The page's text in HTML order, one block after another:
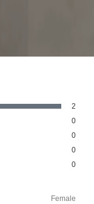
2
0
0
0
0
Female